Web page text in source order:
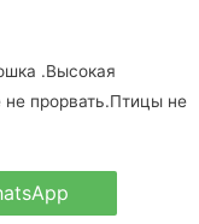
.Высокая
не прорвать.Птицы не